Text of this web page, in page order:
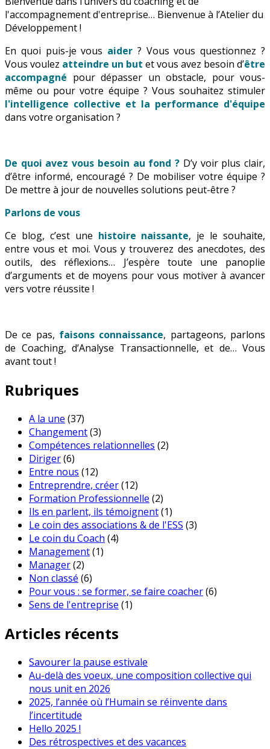
l'accompagnement d'entreprise… Bienvenue à l’Atelier du
Développement !
En quoi puis-je vous aider ? Vous vous questionnez ?
Vous voulez atteindre un but et vous avez besoin d’être
accompagné pour dépasser un obstacle, pour vous-
même ou pour votre équipe ? Vous souhaitez stimuler
l'intelligence collective et la performance d'équipe
dans votre organisation ?
De quoi avez vous besoin au fond ? D’y voir plus clair,
d’être informé, encouragé ? De mobiliser votre équipe ?
De mettre à jour de nouvelles solutions peut-être ?
Parlons de vous
Ce blog, c’est une histoire naissante, je le souhaite,
entre vous et moi. Vous y trouverez des anecdotes, des
outils, des réflexions… J’espère toute une panoplie
d’arguments et de moyens pour vous motiver à avancer
vers votre réussite !
De ce pas, faisons connaissance, partageons, parlons
de Coaching, d’Analyse Transactionnelle, et de… Vous
avant tout !
Rubriques
A la une (37)
Changement(3)
Compétences relationnelles (2)
Diriger(6)
Entre nous (12)
Entreprendre, créer(12)
Formation Professionnelle (2)
Ils en parlent, ils témoignent(1)
Le coin des associations & de l'ESS (3)
Le coin du Coach (4)
Management(1)
Manager(2)
Non classé (6)
Pour vous : se former, se faire coacher(6)
Sens de l'entreprise (1)
Articles récents
Savourer la pause estivale
Au-delà des voeux, une composition collective qui
nous unit en 2026
2025, l’année où l’Humain se réinvente dans
l’incertitude
Hello 2025 !
Des rétrospectives et des vacances